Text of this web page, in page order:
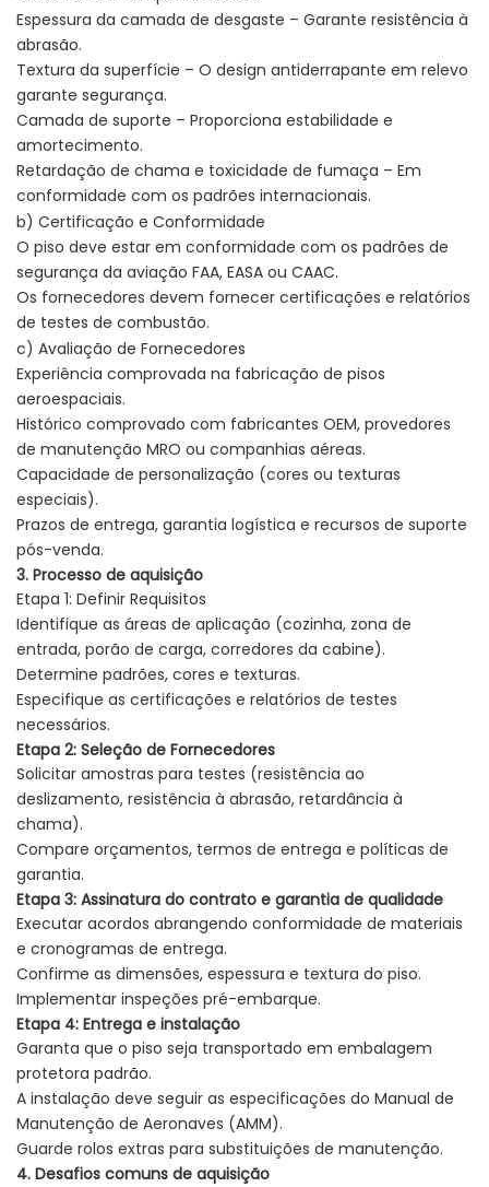
Espessura da camada de desgaste – Garante resistência à
abrasão.
Textura da superfície – O design antiderrapante em relevo
garante segurança.
Camada de suporte – Proporciona estabilidade e
amortecimento.
Retardação de chama e toxicidade de fumaça – Em
conformidade com os padrões internacionais.
b) Certificação e Conformidade
O piso deve estar em conformidade com os padrões de
segurança da aviação FAA, EASA ou CAAC.
Os fornecedores devem fornecer certificações e relatórios
de testes de combustão.
c) Avaliação de Fornecedores
Experiência comprovada na fabricação de pisos
aeroespaciais.
Histórico comprovado com fabricantes OEM, provedores
de manutenção MRO ou companhias aéreas.
Capacidade de personalização (cores ou texturas
especiais).
Prazos de entrega, garantia logística e recursos de suporte
pós-venda.
3. Processo de aquisição
Etapa 1: Definir Requisitos
Identifique as áreas de aplicação (cozinha, zona de
entrada, porão de carga, corredores da cabine).
Determine padrões, cores e texturas.
Especifique as certificações e relatórios de testes
necessários.
Etapa 2: Seleção de Fornecedores
Solicitar amostras para testes (resistência ao
deslizamento, resistência à abrasão, retardância à
chama).
Compare orçamentos, termos de entrega e políticas de
garantia.
Etapa 3: Assinatura do contrato e garantia de qualidade
Executar acordos abrangendo conformidade de materiais
e cronogramas de entrega.
Confirme as dimensões, espessura e textura do piso.
Implementar inspeções pré-embarque.
Etapa 4: Entrega e instalação
Garanta que o piso seja transportado em embalagem
protetora padrão.
A instalação deve seguir as especificações do Manual de
Manutenção de Aeronaves (AMM).
Guarde rolos extras para substituições de manutenção.
4. Desafios comuns de aquisição